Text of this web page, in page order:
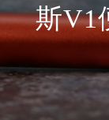
斯V1